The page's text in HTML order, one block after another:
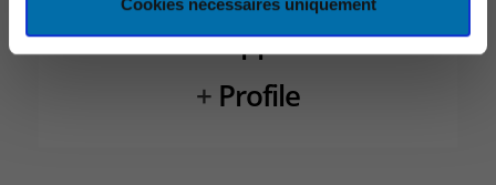
Cookies nécessaires uniquement
+Support
+ Profile